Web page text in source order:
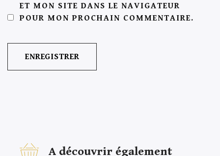
ET MON SITE DANS LE NAVIGATEUR
POUR MON PROCHAIN COMMENTAIRE.
A découvrir également